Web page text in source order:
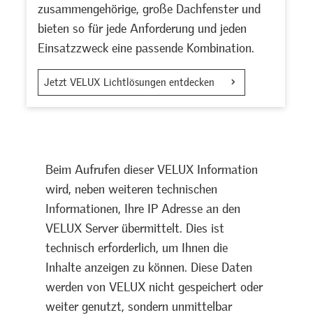
zusammengehörige, große Dachfenster und
bieten so für jede Anforderung und jeden
Einsatzzweck eine passende Kombination.
Jetzt VELUX Lichtlösungen entdecken
Beim Aufrufen dieser VELUX Information
wird, neben weiteren technischen
Informationen, Ihre IP Adresse an den
VELUX Server übermittelt. Dies ist
technisch erforderlich, um Ihnen die
Inhalte anzeigen zu können. Diese Daten
werden von VELUX nicht gespeichert oder
weiter genutzt, sondern unmittelbar